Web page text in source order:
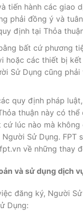
tiến hành các giao
phải đồng ý và
định tại Thỏa
bất cứ phương
hoặc các thiết bị
Sử Dụng cũng phải
quy định pháp
thuận này có thể
cứ lúc nào mà không
Sử Dụng. FPT
về những thay
và sử dụng dịch
đăng ký, Người
Dụng: